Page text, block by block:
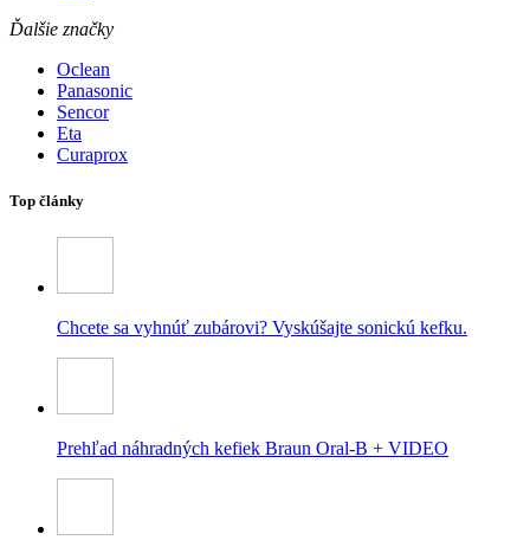
Ďalšie značky
Oclean
Panasonic
Sencor
Eta
Curaprox
Top články
Chcete sa vyhnúť zubárovi? Vyskúšajte sonickú kefku.
Prehľad náhradných kefiek Braun Oral-B + VIDEO